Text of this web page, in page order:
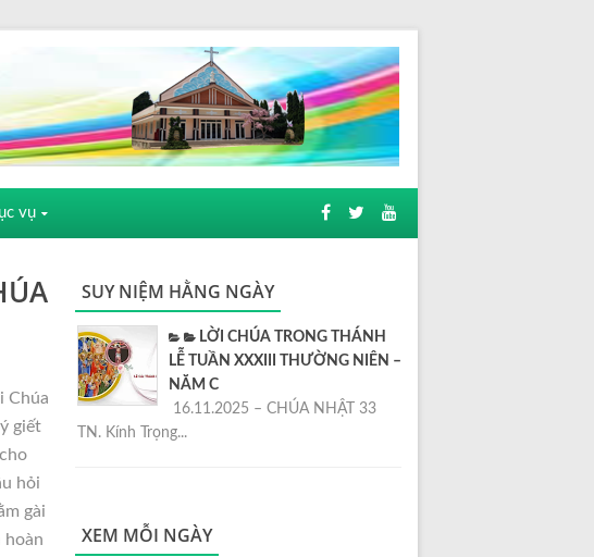
vụ
Chúa
giết
hỏi
gài
hoàn
SUY NIỆM HẰNG NGÀY
LỜI CHÚA TRONG THÁNH
LỄ TUẦN XXXIII THƯỜNG NIÊN –
NĂM C
16.11.2025 – CHÚA NHẬT 33
TN. Kính Trọng...
XEM MỖI NGÀY